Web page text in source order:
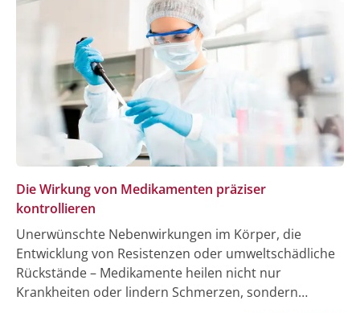
Die Wirkung von Medikamenten präziser
kontrollieren
Unerwünschte Nebenwirkungen im Körper, die
Entwicklung von Resistenzen oder umweltschädliche
Rückstände – Medikamente heilen nicht nur
Krankheiten oder lindern Schmerzen, sondern